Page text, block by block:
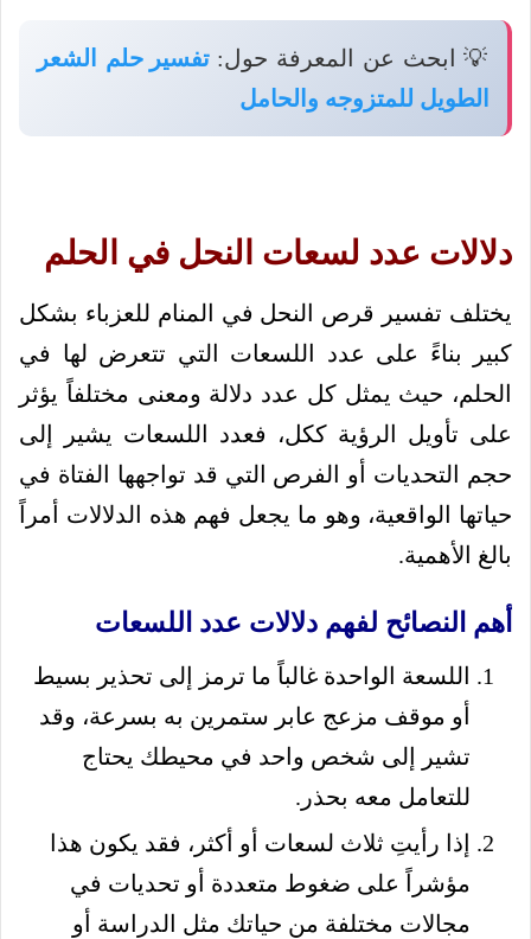
💡 ابحث عن المعرفة حول:تفسير حلم الشعر
الطويل للمتزوجه والحامل
دلالات عدد لسعات النحل في الحلم
يختلف تفسير قرص النحل في المنام للعزباء بشكل
كبير بناءً على عدد اللسعات التي تتعرض لها في
الحلم، حيث يمثل كل عدد دلالة ومعنى مختلفاً يؤثر
على تأويل الرؤية ككل، فعدد اللسعات يشير إلى
حجم التحديات أو الفرص التي قد تواجهها الفتاة في
حياتها الواقعية، وهو ما يجعل فهم هذه الدلالات أمراً
بالغ الأهمية.
أهم النصائح لفهم دلالات عدد اللسعات
اللسعة الواحدة غالباً ما ترمز إلى تحذير بسيط
أو موقف مزعج عابر ستمرين به بسرعة، وقد
تشير إلى شخص واحد في محيطك يحتاج
للتعامل معه بحذر.
إذا رأيتِ ثلاث لسعات أو أكثر، فقد يكون هذا
مؤشراً على ضغوط متعددة أو تحديات في
مجالات مختلفة من حياتك مثل الدراسة أو